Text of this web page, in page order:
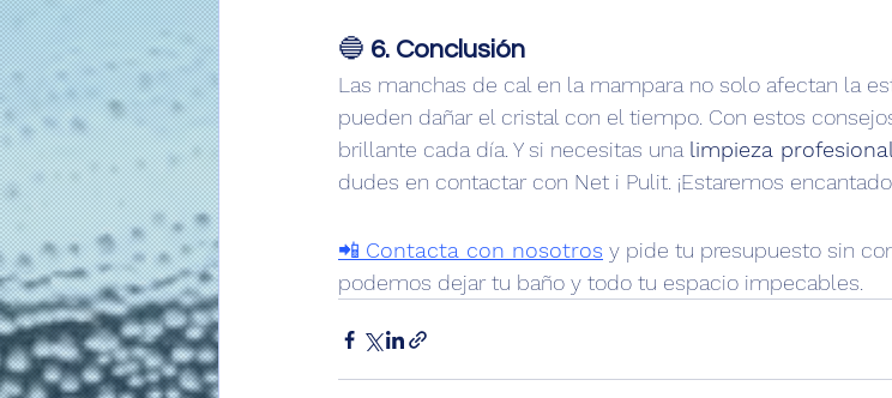
🔵 6. Conclusión
Las manchas de cal en la mampara no solo afectan la
pueden dañar el cristal con el tiempo. Con estos
brillante cada día. Y si necesitas una limpieza
dudes en contactar con Net i Pulit. ¡Estaremos
📲 Contacta con nosotros y pide tu presupuesto sin
podemos dejar tu baño y todo tu espacio impecables.